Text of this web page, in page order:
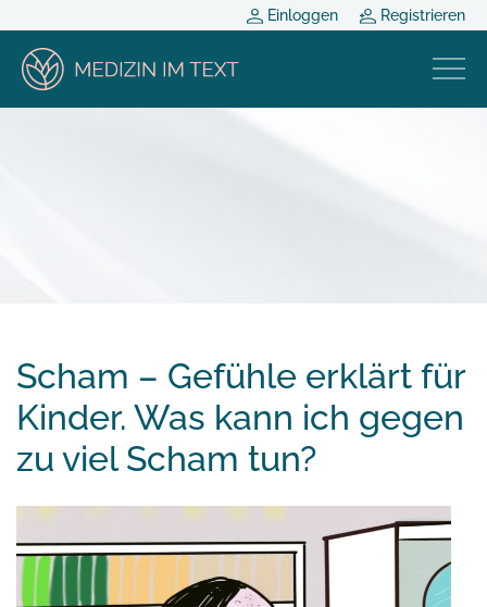
Einloggen Registrieren
Scham – Gefühle erklärt für
Kinder. Was kann ich gegen
zu viel Scham tun?